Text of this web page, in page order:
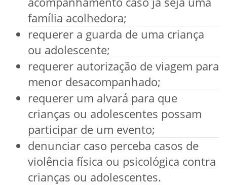
família acolhedora;
requerer a guarda de uma criança
ou adolescente;
requerer autorização de viagem para
menor desacompanhado;
requerer um alvará para que
crianças ou adolescentes possam
participar de um evento;
denunciar caso perceba casos de
violência física ou psicológica contra
crianças ou adolescentes.